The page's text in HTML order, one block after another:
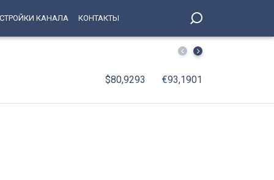
КАНАЛА КОНТАКТЫ
СКА подписал пробный контракт с Игорем Ларионовым
$80,9293 €93,1901